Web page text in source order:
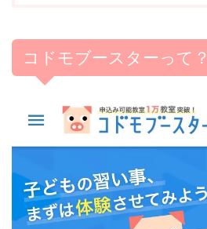
コドモブースターって？